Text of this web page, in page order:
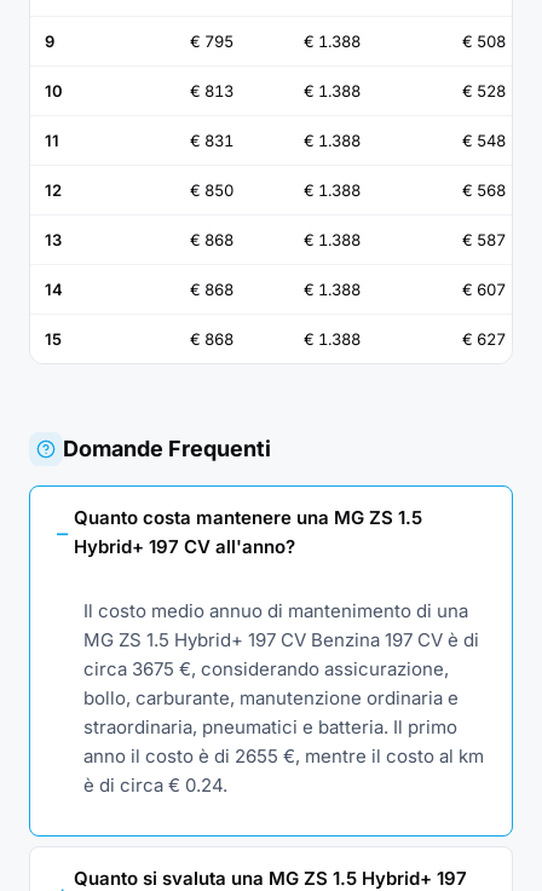
9 € 795 € 1.388 € 508
10 € 813 € 1.388 € 528
11 € 831 € 1.388 € 548
12 € 850 € 1.388 € 568
13 € 868 € 1.388 € 587
14 € 868 € 1.388 € 607
15 € 868 € 1.388 € 627
Domande Frequenti
Quanto costa mantenere una MG ZS 1.5
Hybrid+ 197 CV all'anno?
Il costo medio annuo di mantenimento di una
MG ZS 1.5 Hybrid+ 197 CV Benzina 197 CV è di
circa 3675 €, considerando assicurazione,
bollo, carburante, manutenzione ordinaria e
straordinaria, pneumatici e batteria. Il primo
anno il costo è di 2655 €, mentre il costo al km
è di circa € 0.24.
Quanto si svaluta una MG ZS 1.5 Hybrid+ 197